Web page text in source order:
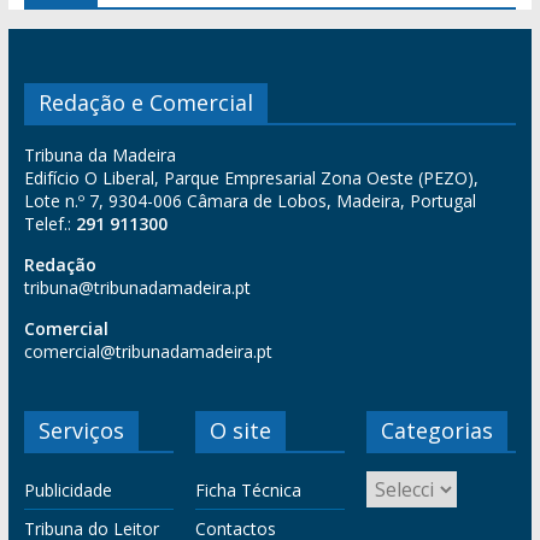
Redação e Comercial
Tribuna da Madeira
Edifício O Liberal, Parque Empresarial Zona Oeste (PEZO),
Lote n.º 7, 9304-006 Câmara de Lobos, Madeira, Portugal
Telef.: 291 911300
Redação
tribuna@tribunadamadeira.pt
Comercial
comercial@tribunadamadeira.pt
Serviços
Publicidade
Tribuna do Leitor
O site
Ficha Técnica
Contactos
Categorias